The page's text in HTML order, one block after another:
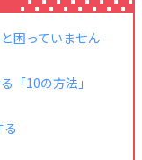
困っていません
「10の方法」